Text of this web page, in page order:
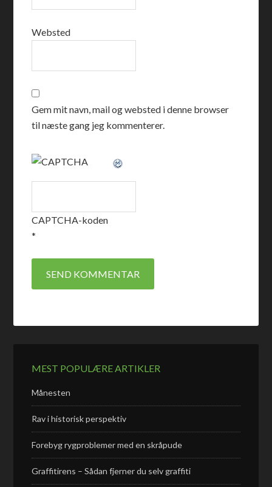
Websted
Gem mit navn, mail og websted i denne browser
til næste gang jeg kommenterer.
CAPTCHA-koden
*
MEST POPULÆRE ARTIKLER
Månesten
Rav i historisk perspektiv
Forebyg rygproblemer med en skråpude
Graffitirens – Sådan fjerner du selv graffiti